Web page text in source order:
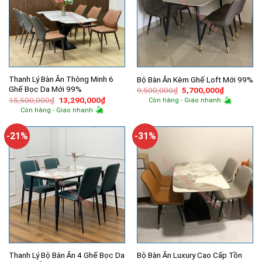
Thanh Lý Bàn Ăn Thông Minh 6
Ghế Bọc Da Mới 99%
15,500,000₫ Giá
gốc
là:
13,290,000₫Giá
hiện
13,290,000₫.
Còn hàng - Giao nhanh
Bộ Bàn Ăn Kèm Ghế Loft Mới 99%
9,500,000₫ Giá
gốc
là:
5,700,000₫Giá
hiện
tại
Còn hàng - Giao nhanh
-21%
Thanh Lý Bộ Bàn Ăn 4 Ghế Bọc Da
-31%
Bộ Bàn Ăn Luxury Cao Cấp Tồn